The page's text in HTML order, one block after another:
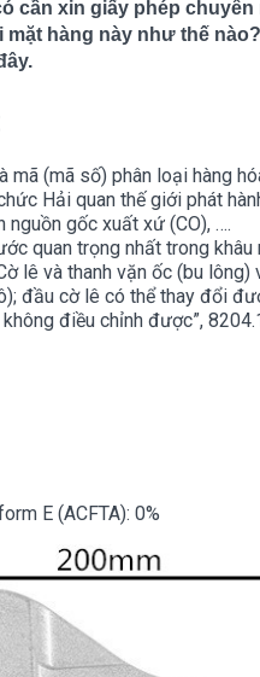
cần xin giấy phép
hàng này như thế
mã (mã số) phân loại hàng
Hải quan thế giới phát
nguồn gốc xuất xứ (CO), ….
quan trọng nhất trong khâu
lê và thanh vặn ốc (bu
đầu cờ lê có thể thay đổi
điều chỉnh được”,
E (ACFTA): 0%